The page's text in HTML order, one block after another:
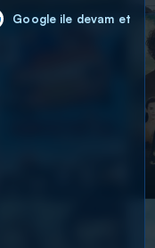
Google ile devam et